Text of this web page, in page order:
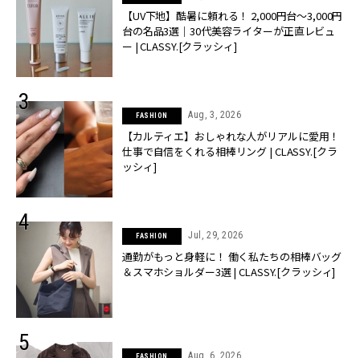
【UV下地】酷暑に頼れる！ 2,000円台〜3,000円
台の名品3選｜30代美容ライターが正直レビュ
ー | CLASSY.[クラッシィ]
FASHION Aug, 3, 2026
【カルティエ】おしゃれな人がリアルに愛用！
仕事で自信をくれる相棒リング | CLASSY.[クラ
ッシィ]
FASHION Jul, 29, 2026
通勤がもっと身軽に！ 働く私たちの相棒バッグ
＆スマホショルダー3選 | CLASSY.[クラッシィ]
FASHION Aug, 6, 2026